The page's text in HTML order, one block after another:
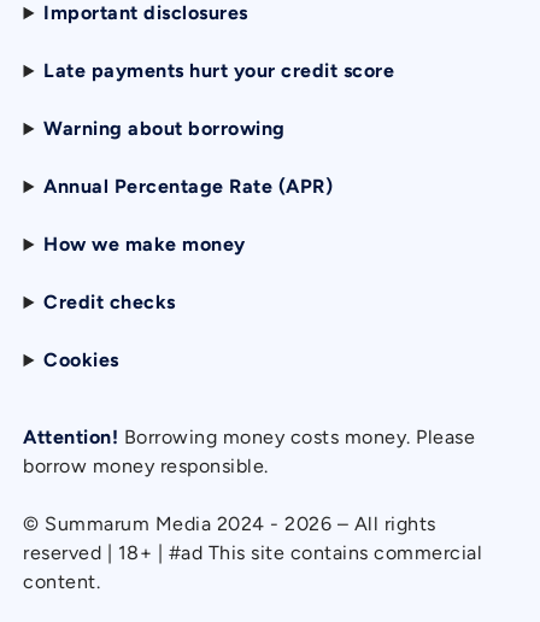
Important disclosures
Late payments hurt your credit score
Warning about borrowing
Annual Percentage Rate (APR)
How we make money
Credit checks
Cookies
Attention! Borrowing money costs money. Please
borrow money responsible.
© Summarum Media 2024 - 2026 – All rights
reserved | 18+ | #ad This site contains commercial
content.